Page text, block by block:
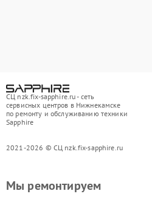
СЦ nzk.fix-sapphire.ru - сеть
сервисных центров в Нижнекамске
по ремонту и обслуживанию техники
Sapphire
2021-2026 © СЦ nzk.fix-sapphire.ru
Мы ремонтируем